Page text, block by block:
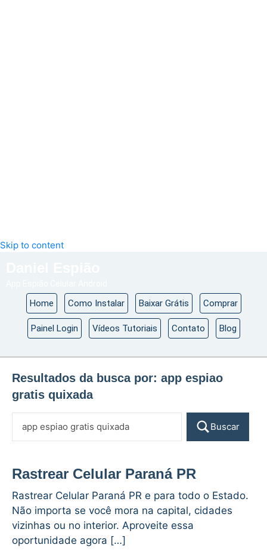
Skip to content
Home Como Instalar Baixar Grátis Comprar
Painel Login Vídeos Tutoriais Contato Blog
Resultados da busca por: app espiao
gratis quixada
Buscar
Rastrear Celular Paraná PR
Rastrear Celular Paraná PR e para todo o Estado.
Não importa se você mora na capital, cidades
vizinhas ou no interior. Aproveite essa
oportunidade agora […]